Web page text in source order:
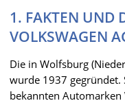
1. FAKTEN UND
VOLKSWAGEN
Die in Wolfsburg
wurde 1937 gegründet.
bekannten Automarken